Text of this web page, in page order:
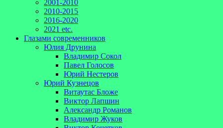
2001-2010
2010-2015
2016-2020
2021 etc.
Глазами современников
Юлия Друнина
Владимир Сокол
Павел Голосов
Юрий Нестеров
Юрий Кузнецов
Витаутас Бложе
Виктор Лапшин
Александр Романов
Владимир Жуков